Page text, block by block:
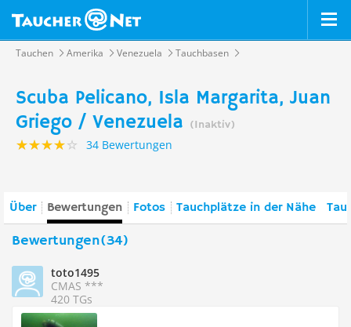
Tauchen Amerika Venezuela Tauchbasen
Scuba Pelicano, Isla Margarita, Juan
Griego / Venezuela (Inaktiv)
34 Bewertungen
Über Bewertungen Fotos Tauchplätze in der Nähe
Bewertungen(34)
toto1495
CMAS ***
420 TGs